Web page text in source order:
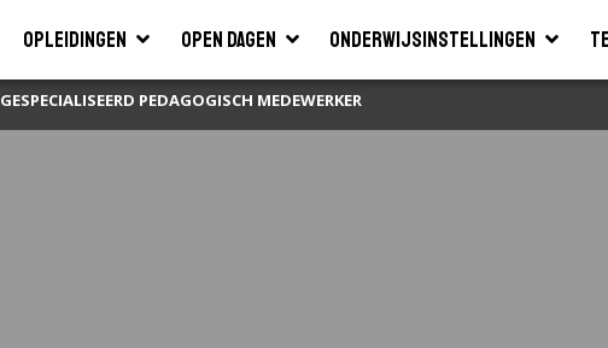
Opleidingen Open dagen Onderwijsinstellingen
GESPECIALISEERD PEDAGOGISCH MEDEWERKER